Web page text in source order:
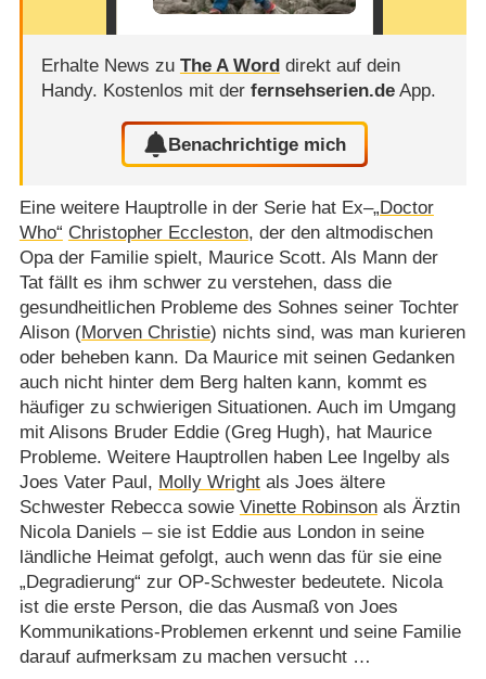
Erhalte News zu The A Worddirekt auf dein
Handy. Kostenlos mit der fernsehserien.deApp.
Benachrichtige mich
Eine weitere Hauptrolle in der Serie hat Ex–„Doctor
Who“ Christopher Eccleston, der den altmodischen
Opa der Familie spielt, Maurice Scott. Als Mann der
Tat fällt es ihm schwer zu verstehen, dass die
gesundheitlichen Probleme des Sohnes seiner Tochter
Alison (Morven Christie) nichts sind, was man kurieren
oder beheben kann. Da Maurice mit seinen Gedanken
auch nicht hinter dem Berg halten kann, kommt es
häufiger zu schwierigen Situationen. Auch im Umgang
mit Alisons Bruder Eddie (Greg Hugh), hat Maurice
Probleme. Weitere Hauptrollen haben Lee Ingelby als
Joes Vater Paul, Molly Wrightals Joes ältere
Schwester Rebecca sowie Vinette Robinsonals Ärztin
Nicola Daniels – sie ist Eddie aus London in seine
ländliche Heimat gefolgt, auch wenn das für sie eine
„Degradierung“ zur OP-Schwester bedeutete. Nicola
ist die erste Person, die das Ausmaß von Joes
Kommunikations-Problemen erkennt und seine Familie
darauf aufmerksam zu machen versucht …